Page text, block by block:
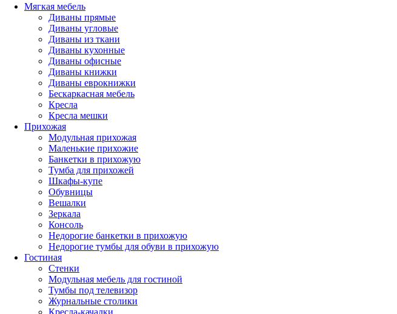
Мягкая мебель
Диваны прямые
Диваны угловые
Диваны из ткани
Диваны кухонные
Диваны офисные
Диваны книжки
Диваны еврокнижки
Бескаркасная мебель
Кресла
Кресла мешки
Прихожая
Модульная прихожая
Маленькие прихожие
Банкетки в прихожую
Тумба для прихожей
Шкафы-купе
Обувницы
Вешалки
Зеркала
Консоль
Недорогие банкетки в прихожую
Недорогие тумбы для обуви в прихожую
Гостиная
Стенки
Модульная мебель для гостиной
Тумбы под телевизор
Журнальные столики
Кресла-качалки